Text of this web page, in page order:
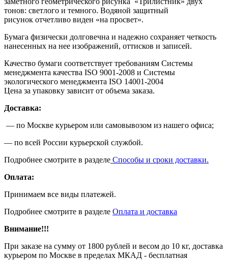
тонов: светлого и темного. Водяной защитный
рисунок отчетливо виден «на просвет».
Бумага физически долговечна и надежно сохраняет четкость
нанесенных на нее изображений, оттисков и записей.
Качество бумаги соответствует требованиям Системы
менеджмента качества ISO 9001-2008 и Системы
экологического менеджмента ISO 14001-2004
Цена за упаковку зависит от объема заказа.
Доставка:
— по Москве курьером или самовывозом из нашего офиса;
— по всей России курьерской службой.
Подробнее смотрите в разделе Способы и сроки доставки.
Оплата:
Принимаем все виды платежей.
Подробнее смотрите в разделе Оплата и доставка
Внимание!!!
При заказе на сумму от 1800 рублей и весом до 10 кг, доставка
курьером по Москве в пределах МКАД - бесплатная